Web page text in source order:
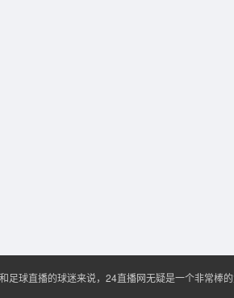
球直播的球迷来说，24直播网无疑是一个非常棒